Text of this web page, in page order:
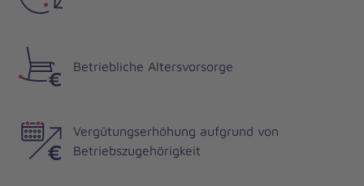
Betriebliche Altersvorsorge
Vergütungserhöhung aufgrund von
Betriebszugehörigkeit